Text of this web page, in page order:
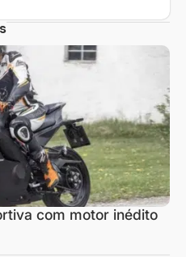
com motor inédito